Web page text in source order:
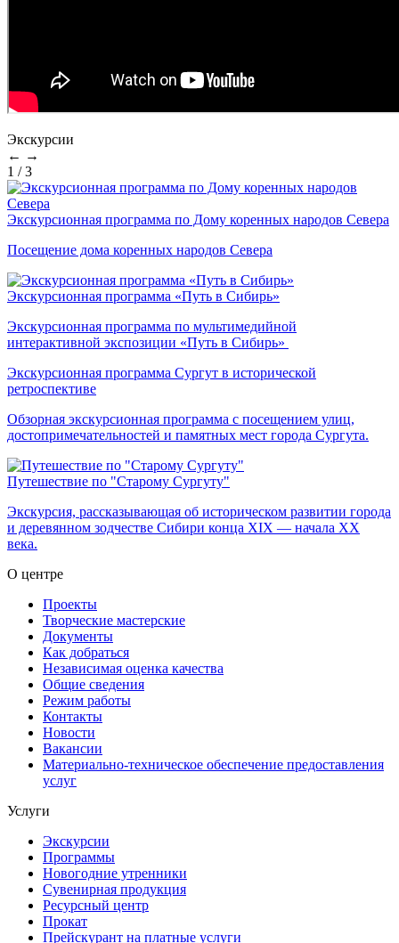
Экскурсии
← →
1 / 3
Экскурсионная программа по Дому коренных народов Севера
Посещение дома коренных народов Севера
Экскурсионная программа «Путь в Сибирь»
Экскурсионная программа по мультимедийной
интерактивной экспозиции «Путь в Сибирь»
Экскурсионная программа Сургут в исторической
ретроспективе
Обзорная экскурсионная программа с посещением улиц,
достопримечательностей и памятных мест города Сургута.
Путешествие по "Старому Сургуту"
Экскурсия, рассказывающая об историческом развитии города
и деревянном зодчестве Сибири конца XIX — начала XX
века.
О центре
Проекты
Творческие мастерские
Документы
Как добраться
Независимая оценка качества
Общие сведения
Режим работы
Контакты
Новости
Вакансии
Материально-техническое обеспечение предоставления
услуг
Услуги
Экскурсии
Программы
Новогодние утренники
Сувенирная продукция
Ресурсный центр
Прокат
Прейскурант на платные услуги